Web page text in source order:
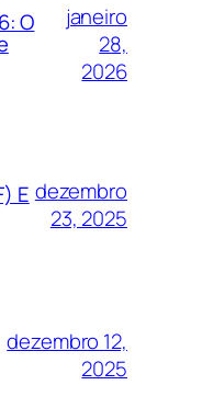
O
janeiro
28,
2026
E dezembro
23, 2025
dezembro 12,
2025